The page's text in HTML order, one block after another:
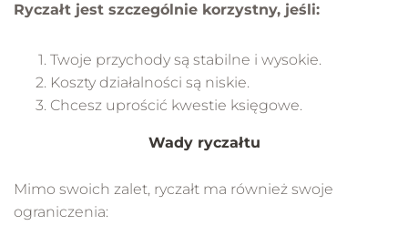
Ryczałt jest szczególnie korzystny, jeśli:
Twoje przychody są stabilne i wysokie.
Koszty działalności są niskie.
Chcesz uprościć kwestie księgowe.
Wady ryczałtu
Mimo swoich zalet, ryczałt ma również swoje
ograniczenia: